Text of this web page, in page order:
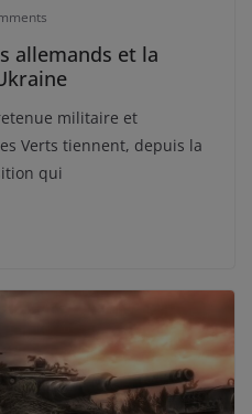
allemands et la
militaire et
Verts tiennent, depuis la
qui